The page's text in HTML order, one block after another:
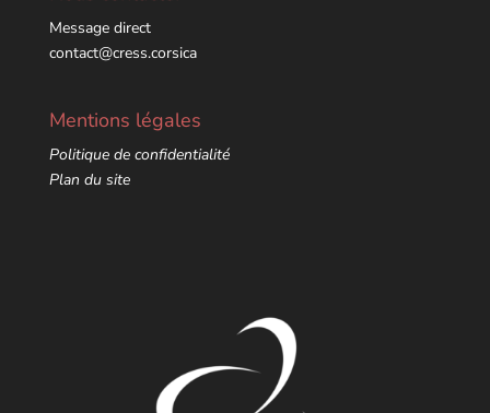
Message direct
contact@cress.corsica
Mentions légales
Politique de confidentialité
Plan du site